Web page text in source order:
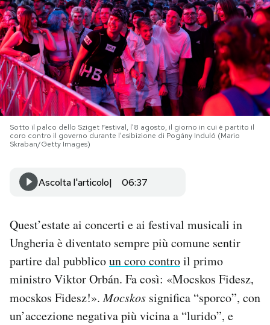
PODCAST
NEWSLETTER
I MIEI PREFERITI
AREA PERSONALE
Notifiche mobile
Regala il Post
Sotto il palco dello Sziget Festival, l'8 agosto, il giorno in cui è partito il
coro contro il governo durante l'esibizione di Pogány Induló (Mario
Skraban/Getty Images)
Ascolta l'articolo 06:37
Quest’estate ai concerti e ai festival musicali in
Ungheria è diventato sempre più comune sentir
partire dal pubblicoun coro controil primo
ministro Viktor Orbán. Fa così: «Mocskos Fidesz,
mocskos Fidesz!».Mocskos significa “sporco”, con
un’accezione negativa più vicina a “lurido”, e